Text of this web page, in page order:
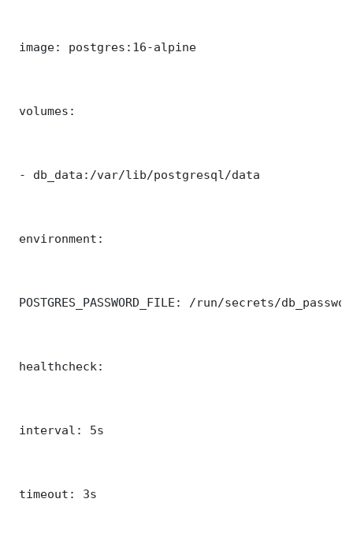
image: postgres:16-alpine
volumes:
- db_data:/var/lib/postgresql/data
environment:
POSTGRES_PASSWORD_FILE: /run/secrets/
healthcheck:
interval: 5s
timeout: 3s